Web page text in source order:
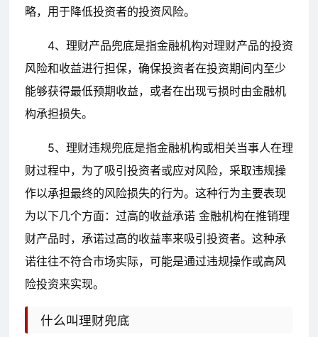
略，用于降低投资者的投资风险。
4、理财产品兜底是指金融机构对理财产品的投资
风险和收益进行担保，确保投资者在投资期间内至少
能够获得最低预期收益，或者在出现亏损时由金融机
构承担损失。
5、理财违规兜底是指金融机构或相关当事人在理
财过程中，为了吸引投资者或应对风险，采取违规操
作以承担最终的风险损失的行为。这种行为主要表现
为以下几个方面：过高的收益承诺 金融机构在推销理
财产品时，承诺过高的收益率来吸引投资者。这种承
诺往往不符合市场实际，可能是通过违规操作或高风
险投资来实现。
什么叫理财兜底